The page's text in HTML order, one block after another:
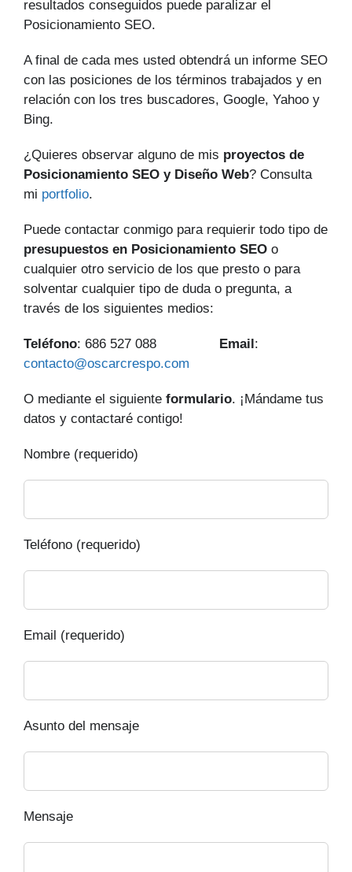
resultados conseguidos puede paralizar el
Posicionamiento SEO.
A final de cada mes usted obtendrá un informe SEO
con las posiciones de los términos trabajados y en
relación con los tres buscadores, Google, Yahoo y
Bing.
¿Quieres observar alguno de mis proyectos de
Posicionamiento SEO y Diseño Web? Consulta
mi portfolio.
Puede contactar conmigo para requierir todo tipo de
presupuestos en Posicionamiento SEO o
cualquier otro servicio de los que presto o para
solventar cualquier tipo de duda o pregunta, a
través de los siguientes medios:
Teléfono: 686 527 088 Email :
contacto@oscarcrespo.com
O mediante el siguiente formulario. ¡Mándame tus
datos y contactaré contigo!
Nombre (requerido)
Teléfono (requerido)
Email (requerido)
Asunto del mensaje
Mensaje